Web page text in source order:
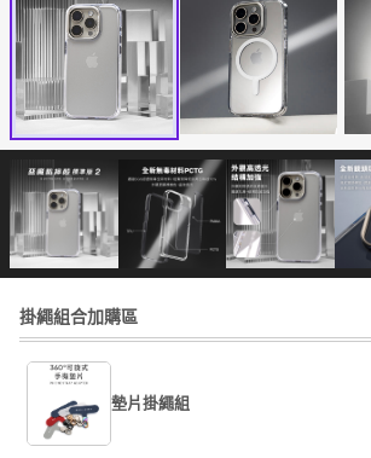
掛繩組合加購區
墊片掛繩組